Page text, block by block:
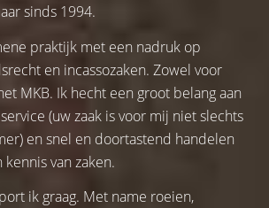
sinds 1994.
praktijk met een nadruk op
en incassozaken. Zowel voor
MKB. Ik hecht een groot belang aan
(uw zaak is voor mij niet slechts
en snel en doortastend handelen
van zaken.
ik graag. Met name roeien,